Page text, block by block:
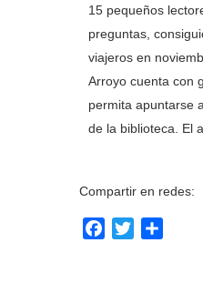
15 pequeños
preguntas,
viajeros en
Arroyo cuenta con
permita apuntarse
de la biblioteca. El
Compartir en redes:
Facebook
Twitter